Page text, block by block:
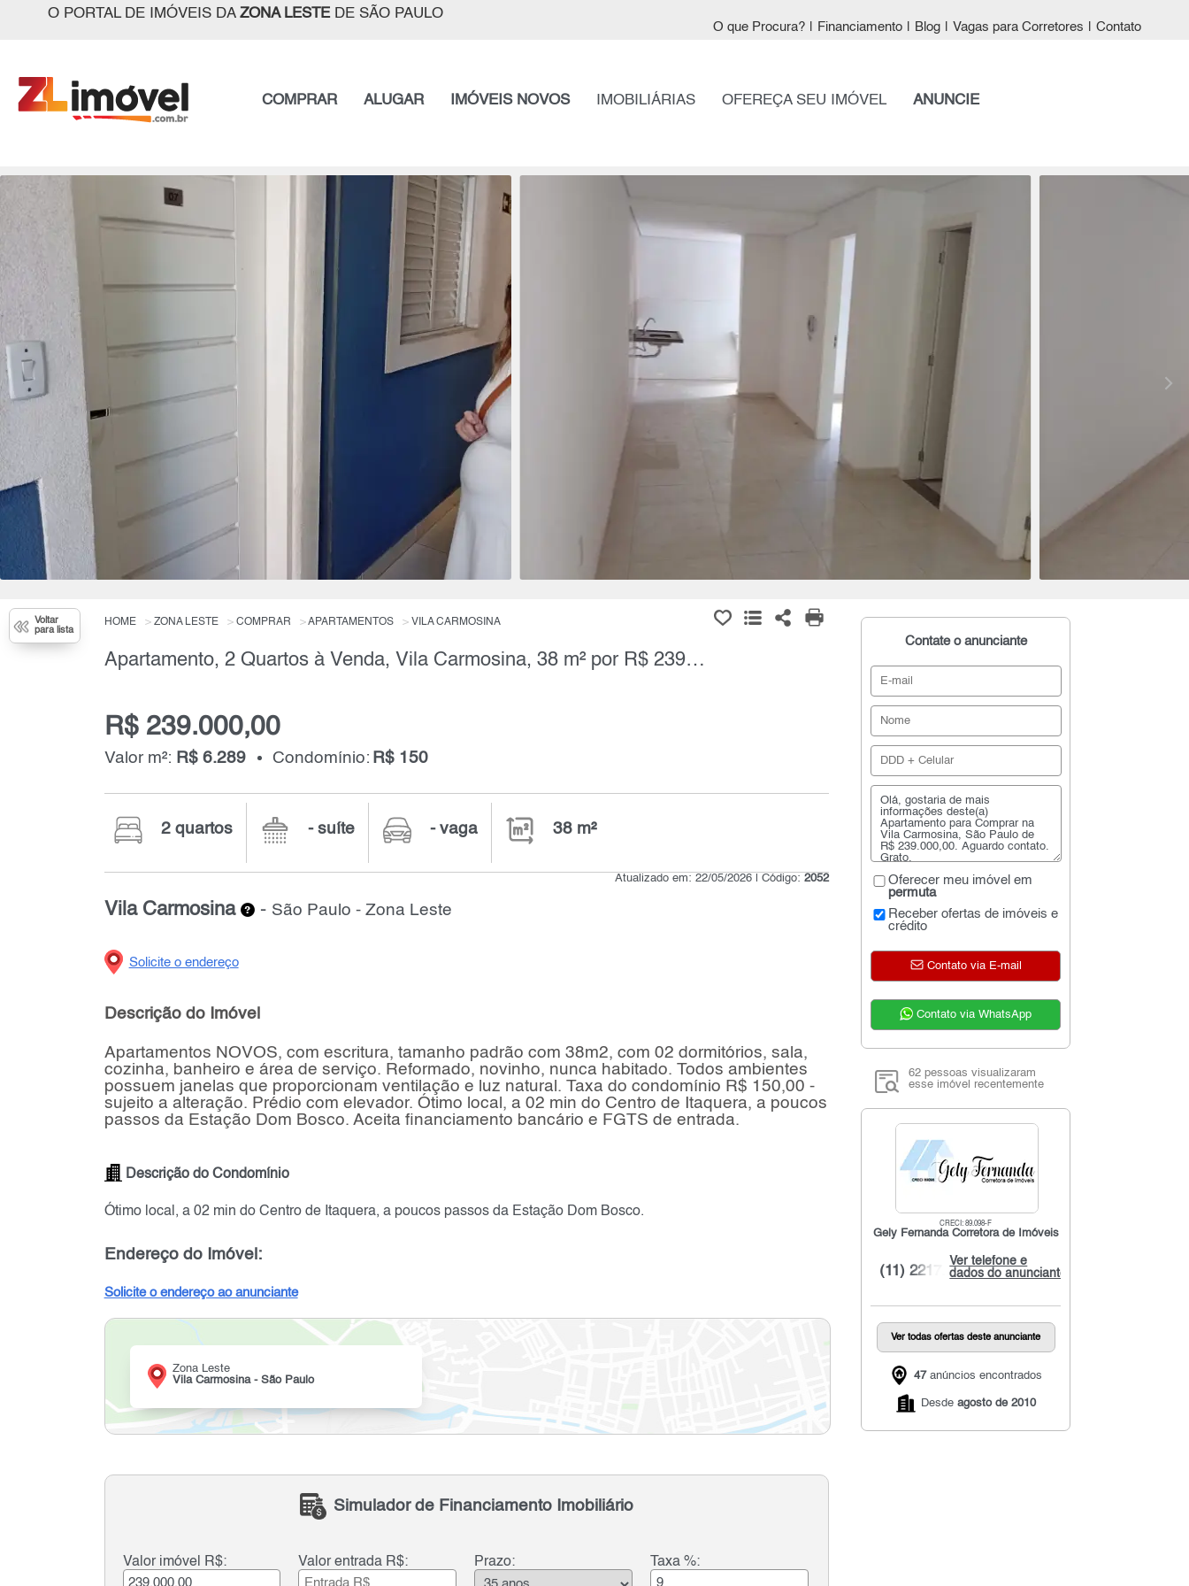
O PORTAL DE IMÓVEIS DA ZONA LESTEDE SÃO PAULO
O que Procura? Financiamento Blog Vagas para Corretores Contato
COMPRAR ALUGAR IMÓVEIS NOVOS IMOBILIÁRIAS OFEREÇA SEU IMÓVEL ANUNCIE
Voltar
para lista
HOME ZONA LESTE COMPRAR APARTAMENTOS VILA CARMOSINA
Apartamento, 2 Quartos à Venda, Vila Carmosina, 38 m² por R$ 239.000,00
R$ 239.000,00
Valor m²: R$ 6.289 Condomínio: R$ 150
2 quartos - suíte - vaga 38 m²
Atualizado em: 22/05/2026 | Código:2052
Vila Carmosina - São Paulo - Zona Leste
Solicite o endereço
Descrição do Imóvel
Apartamentos NOVOS, com escritura, tamanho padrão com 38m2, com 02 dormitórios, sala,
cozinha, banheiro e área de serviço. Reformado, novinho, nunca habitado. Todos ambientes
possuem janelas que proporcionam ventilação e luz natural. Taxa do condomínio R$ 150,00 -
sujeito a alteração. Prédio com elevador. Ótimo local, a 02 min do Centro de Itaquera, a poucos
passos da Estação Dom Bosco. Aceita financiamento bancário e FGTS de entrada.
Descrição do Condomínio
Ótimo local, a 02 min do Centro de Itaquera, a poucos passos da Estação Dom Bosco.
Endereço do Imóvel:
Solicite o endereço ao anunciante
Zona Leste
Vila Carmosina - São Paulo
Simulador de Financiamento Imobiliário
Valor imóvel R$: Valor entrada R$: Prazo: Taxa %:
Contate o anunciante
Oferecer meu imóvel em
permuta
Receber ofertas de imóveis e
crédito
Contato via E-mail
Contato via WhatsApp
62 pessoas visualizaram
esse imóvel recentemente
CRECI: 89.098-F
Gely Fernanda Corretora de Imóveis
Ver telefone e
dados do anunciante
(11) 2217...
Ver todas ofertas deste anunciante
47anúncios encontrados
Desde agosto de 2010